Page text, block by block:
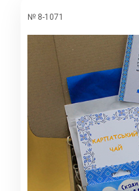
№ 8-1071